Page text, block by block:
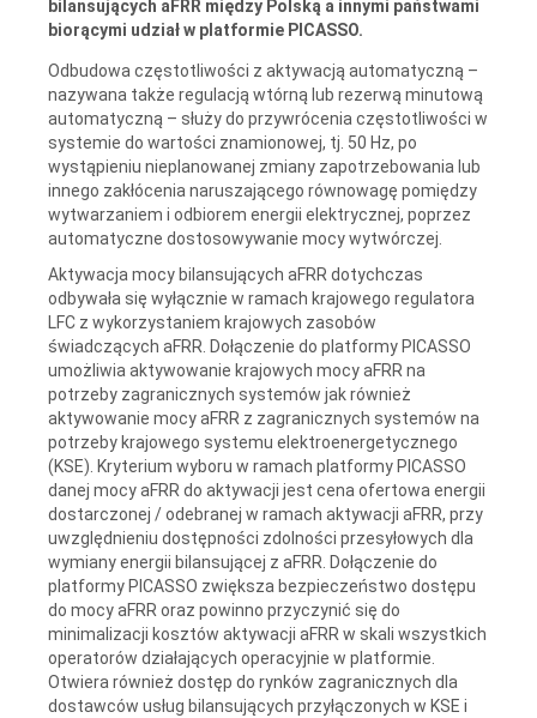
bilansujących aFRR między Polską a innymi państwami
biorącymi udział w platformie PICASSO.
Odbudowa częstotliwości z aktywacją automatyczną –
nazywana także regulacją wtórną lub rezerwą minutową
automatyczną – służy do przywrócenia częstotliwości w
systemie do wartości znamionowej, tj. 50 Hz, po
wystąpieniu nieplanowanej zmiany zapotrzebowania lub
innego zakłócenia naruszającego równowagę pomiędzy
wytwarzaniem i odbiorem energii elektrycznej, poprzez
automatyczne dostosowywanie mocy wytwórczej.
Aktywacja mocy bilansujących aFRR dotychczas
odbywała się wyłącznie w ramach krajowego regulatora
LFC z wykorzystaniem krajowych zasobów
świadczących aFRR. Dołączenie do platformy PICASSO
umożliwia aktywowanie krajowych mocy aFRR na
potrzeby zagranicznych systemów jak również
aktywowanie mocy aFRR z zagranicznych systemów na
potrzeby krajowego systemu elektroenergetycznego
(KSE). Kryterium wyboru w ramach platformy PICASSO
danej mocy aFRR do aktywacji jest cena ofertowa energii
dostarczonej / odebranej w ramach aktywacji aFRR, przy
uwzględnieniu dostępności zdolności przesyłowych dla
wymiany energii bilansującej z aFRR. Dołączenie do
platformy PICASSO zwiększa bezpieczeństwo dostępu
do mocy aFRR oraz powinno przyczynić się do
minimalizacji kosztów aktywacji aFRR w skali wszystkich
operatorów działających operacyjnie w platformie.
Otwiera również dostęp do rynków zagranicznych dla
dostawców usług bilansujących przyłączonych w KSE i